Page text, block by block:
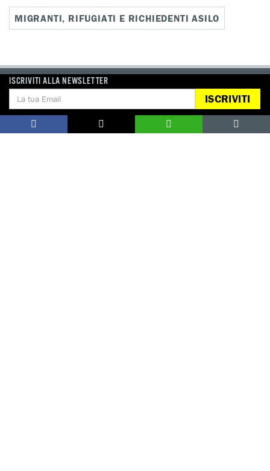
MIGRANTI, RIFUGIATI E RICHIEDENTI ASILO
ISCRIVITI ALLA NEWSLETTER
ISCRIVITI
DONA
Aiutaci con una donazione, ora.
FIRMA